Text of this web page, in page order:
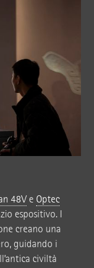
48Ve Optec
espositivo. I
creano una
guidando i
civiltà